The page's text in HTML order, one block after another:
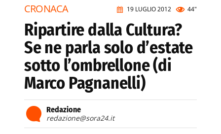
19 LUGLIO 2012 44"
CRONACA
Ripartire dalla Cultura?
Se ne parla solo d’estate
sotto l’ombrellone (di
Marco Pagnanelli)
Redazione
redazione@sora24.it